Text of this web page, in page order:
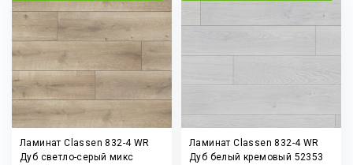
Ламинат Classen 832-4 WR
Дуб светло-серый микс
Ламинат Classen 832-4 WR
Дуб белый кремовый 52353